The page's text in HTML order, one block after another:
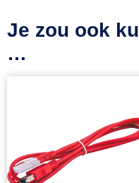
Je zou ook
…